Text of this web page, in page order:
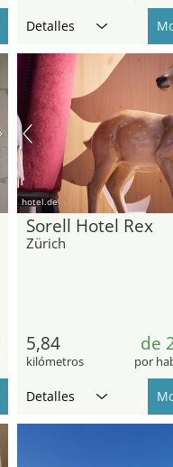
Detalles
hotel.de
Sorell Hotel Rex
Zürich
5,84
kilómetros
de
por
Detalles